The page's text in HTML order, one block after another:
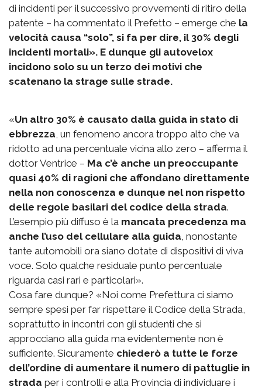
di incidenti per il successivo provvementi di ritiro della
patente – ha commentato il Prefetto – emerge che la
velocità causa “solo”, si fa per dire, il 30% degli
incidenti mortali». E dunque gli autovelox
incidono solo su un terzo dei motivi che
scatenano la strage sulle strade.
«Un altro 30% è causato dalla guida in stato di
ebbrezza , un fenomeno ancora troppo alto che va
ridotto ad una percentuale vicina allo zero – afferma il
dottor Ventrice – Ma c’è anche un preoccupante
quasi 40% di ragioni che affondano direttamente
nella non conoscenza e dunque nel non rispetto
delle regole basilari del codice della strada.
L’esempio più diffuso è la mancata precedenza ma
anche l’uso del cellulare alla guida , nonostante
tante automobili ora siano dotate di dispositivi di viva
voce. Solo qualche residuale punto percentuale
riguarda casi rari e particolari».
Cosa fare dunque? «Noi come Prefettura ci siamo
sempre spesi per far rispettare il Codice della Strada,
soprattutto in incontri con gli studenti che si
approcciano alla guida ma evidentemente non è
sufficiente. Sicuramente chiederò a tutte le forze
dell’ordine di aumentare il numero di pattuglie in
strada per i controlli e alla Provincia di individuare i